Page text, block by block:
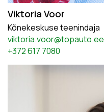
Viktoria Voor
Kõnekeskuse teenindaja
viktoria.voor@topauto.ee
+372 617 7080